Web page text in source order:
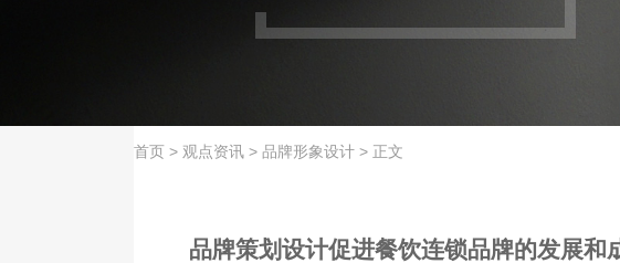
首页> 观点资讯> 品牌形象设计> 正文
品牌策划设计促进餐饮连锁品牌的发展和